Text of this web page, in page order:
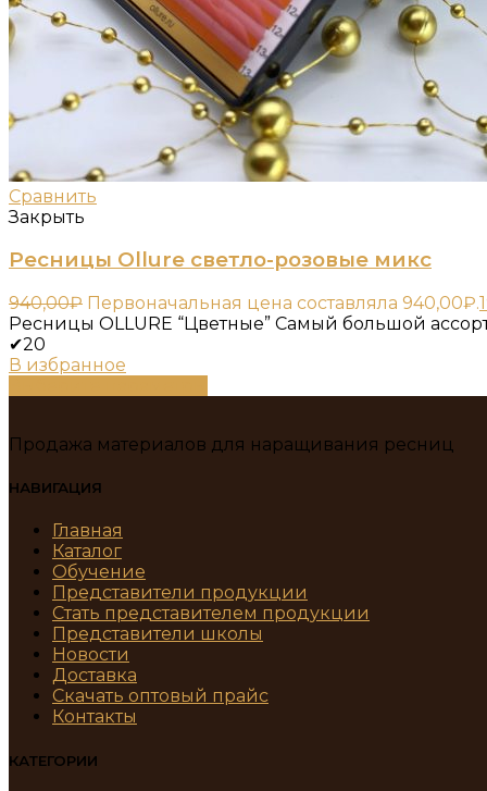
Сравнить
Закрыть
Ресницы Ollure светло-розовые микс
940,00₽ Первоначальная цена составляла 940,00₽.
Ресницы OLLURE “Цветные” Самый большой
✔20
В избранное
Продажа материалов для наращивания ресниц
НАВИГАЦИЯ
Главная
Каталог
Обучение
Представители продукции
Стать представителем продукции
Представители школы
Новости
Доставка
Скачать оптовый прайс
Контакты
КАТЕГОРИИ